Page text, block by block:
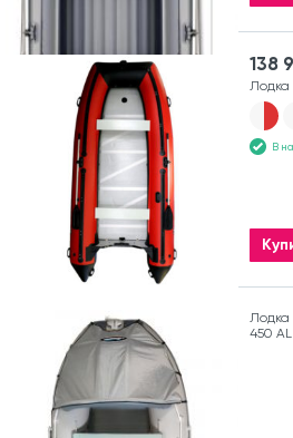
138
Лодка
В
Лодка
450 AL